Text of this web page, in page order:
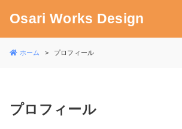
Osari Works Design
ホーム プロフィール
プロフィール